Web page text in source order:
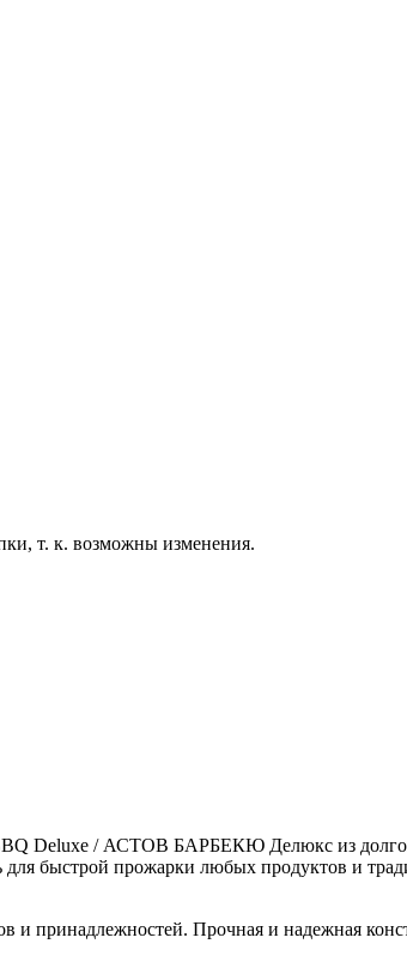
т. к. возможны изменения.
Deluxe / АСТОВ БАРБЕКЮ Делюкс из
быстрой прожарки любых продуктов и
и принадлежностей. Прочная и надежная